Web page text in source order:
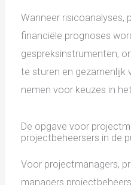
Wanneer risicoanalyses,
financiële prognoses
gespreksinstrumenten,
te sturen en gezamenlijk
nemen voor keuzes in
De opgave voor
projectbeheersers in de
Voor projectmanagers,
managers